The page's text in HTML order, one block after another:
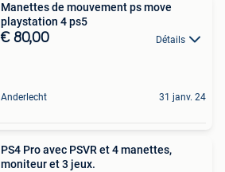
Manettes de mouvement ps move
playstation 4 ps5
€ 80,00 Détails
Anderlecht 31 janv. 24
PS4 Pro avec PSVR et 4 manettes,
moniteur et 3 jeux.